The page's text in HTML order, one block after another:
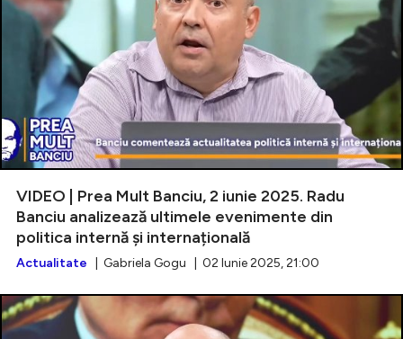
VIDEO | Prea Mult Banciu, 2 iunie 2025. Radu
Banciu analizează ultimele evenimente din
politica internă și internațională
Actualitate | Gabriela Gogu | 02 Iunie 2025, 21:00